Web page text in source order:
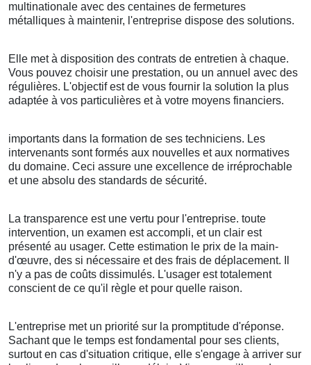
multinationale avec des centaines de fermetures
métalliques à maintenir, l'entreprise dispose des solutions.
Elle met à disposition des contrats de entretien à chaque.
Vous pouvez choisir une prestation, ou un annuel avec des
régulières. L'objectif est de vous fournir la solution la plus
adaptée à vos particulières et à votre moyens financiers.
importants dans la formation de ses techniciens. Les
intervenants sont formés aux nouvelles et aux normatives
du domaine. Ceci assure une excellence de irréprochable
et une absolu des standards de sécurité.
La transparence est une vertu pour l'entreprise. toute
intervention, un examen est accompli, et un clair est
présenté au usager. Cette estimation le prix de la main-
d'œuvre, des si nécessaire et des frais de déplacement. Il
n'y a pas de coûts dissimulés. L'usager est totalement
conscient de ce qu'il règle et pour quelle raison.
L'entreprise met un priorité sur la promptitude d'réponse.
Sachant que le temps est fondamental pour ses clients,
surtout en cas d'situation critique, elle s'engage à arriver sur